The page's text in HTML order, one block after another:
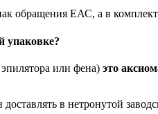
обращения ЕАС, а в
упаковке?
или фена) это
в нетронутой